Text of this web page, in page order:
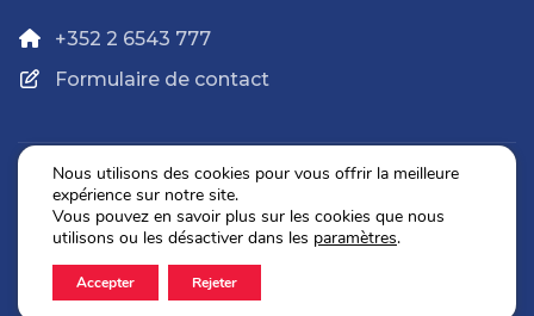
+352 2 6543 777
Formulaire de contact
Politique de confidentialité
Mentions légales
2026 © OGBL. Tous droits réservés.
Nous utilisons des cookies pour vous offrir la meilleure
expérience sur notre site.
Vous pouvez en savoir plus sur les cookies que nous
utilisons ou les désactiver dans les paramètres.
Accepter Rejeter